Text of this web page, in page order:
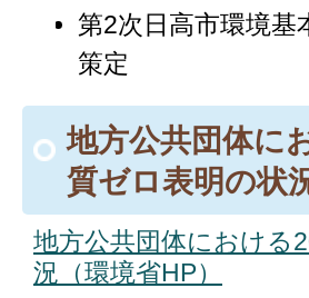
第2次日高市環境基
策定
地方公共団体に
質ゼロ表明の状
地方公共団体における
況（環境省HP）